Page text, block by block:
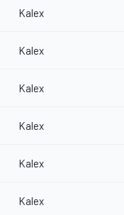
Kalex
Kalex
Kalex
Kalex
Kalex
Kalex